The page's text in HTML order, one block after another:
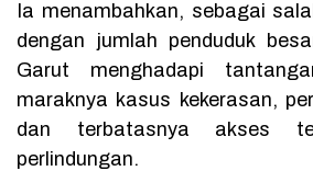
Ia menambahkan, sebagai
dengan jumlah penduduk
Garut menghadapi
maraknya kasus kekerasan,
dan terbatasnya akses
perlindungan.